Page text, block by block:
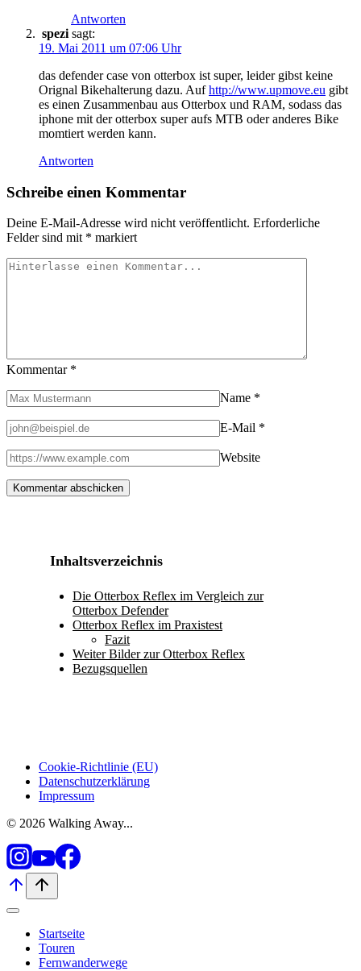
Antworten
spezi sagt:
19. Mai 2011 um 07:06 Uhr
das defender case von otterbox ist super, leider gibst keine
Orignal Bikehalterung dazu. Aufhttp://www.upmove.eu gibt
es einen Zusammenbau aus Otterbox und RAM, sodass das
iphone mit der otterbox super aufs MTB oder anderes Bike
momtiert werden kann.
Antworten
Schreibe einen Kommentar
Deine E-Mail-Adresse wird nicht veröffentlicht. Erforderliche
Felder sind mit * markiert
Kommentar *
Name *
E-Mail *
Website
Inhaltsverzeichnis
Die Otterbox Reflex im Vergleich zur
Otterbox Defender
Otterbox Reflex im Praxistest
Fazit
Weiter Bilder zur Otterbox Reflex
Bezugsquellen
Cookie-Richtlinie (EU)
Datenschutzerklärung
Impressum
© 2026 Walking Away...
Startseite
Touren
Fernwanderwege